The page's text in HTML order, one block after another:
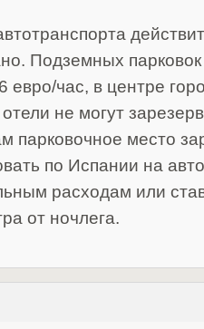
Подземных
евро/час, в центре
не могут
парковочное место
по Испании на
расходам или
от ночлега.